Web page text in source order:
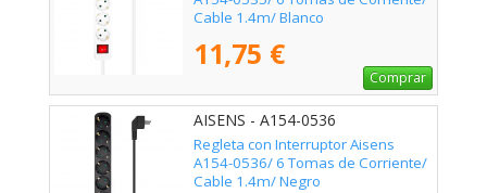
Cable 1.4m/ Blanco
11,75 €
Comprar
AISENS - A154-0536
Regleta con Interruptor Aisens
A154-0536/ 6 Tomas de Corriente/
Cable 1.4m/ Negro